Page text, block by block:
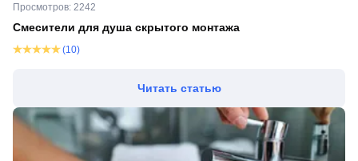
Просмотров: 2242
Смесители для душа скрытого монтажа
(10)
Читать статью